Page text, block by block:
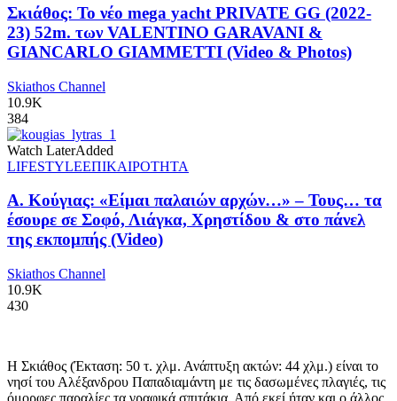
Σκιάθος: Το νέο mega yacht PRIVATE GG (2022-
23) 52m. των VALENTINO GARAVANI &
GIANCARLO GIAMMETTI (Video & Photos)
Skiathos Channel
10.9K
384
Watch LaterAdded
LIFESTYLEΕΠΙΚΑΙΡΟΤΗΤΑ
Α. Κούγιας: «Είμαι παλαιών αρχών…» – Τους… τα
έσουρε σε Σοφό, Λιάγκα, Χρηστίδου & στο πάνελ
της εκπομπής (Video)
Skiathos Channel
10.9K
430
Η Σκιάθος (Έκταση: 50 τ. χλμ. Ανάπτυξη ακτών: 44 χλμ.) είναι το
νησί του Αλέξανδρου Παπαδιαμάντη με τις δασωμένες πλαγιές, τις